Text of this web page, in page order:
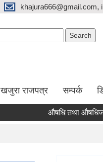
khajura666@gmail.com,
खजुरा राजपत्र सम्पर्क
औषधि तथा औषधिजन्य